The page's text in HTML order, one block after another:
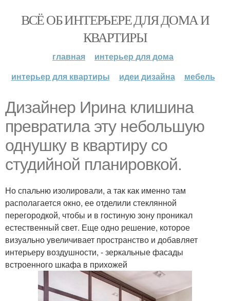
ВСЁ ОБ ИНТЕРЬЕРЕ ДЛЯ ДОМА И
КВАРТИРЫ
главная
интерьер для дома
интерьер для квартиры
идеи дизайна мебель
Дизайнер Ирина клишина
превратила эту небольшую
однушку в квартиру со
студийной планировкой.
Но спальню изолировали, а так как именно там
располагается окно, ее отделили стеклянной
перегородкой, чтобы и в гостиную зону проникал
естественный свет. Еще одно решение, которое
визуально увеличивает пространство и добавляет
интерьеру воздушности, - зеркальные фасады
встроенного шкафа в прихожей